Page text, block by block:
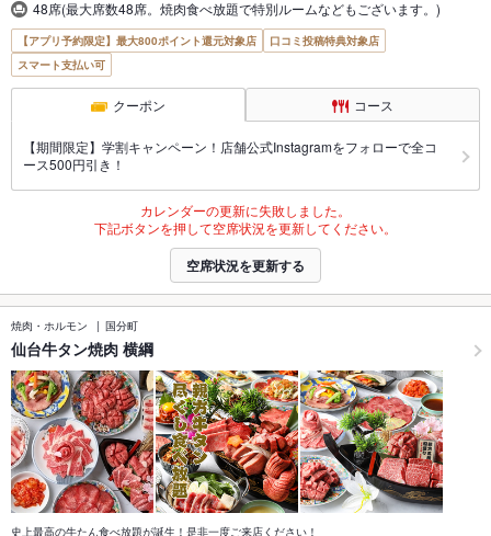
48席(最大席数48席。焼肉食べ放題で特別ルームなどもございます。)
【アプリ予約限定】最大800ポイント還元対象店
口コミ投稿特典対象店
スマート支払い可
クーポン コース
【期間限定】学割キャンペーン！店舗公式Instagramをフォローで全コ
ース500円引き！
カレンダーの更新に失敗しました。
下記ボタンを押して空席状況を更新してください。
空席状況を更新する
焼肉・ホルモン 国分町
仙台牛タン焼肉 横綱
史上最高の牛たん食べ放題が誕生！是非一度ご来店ください！